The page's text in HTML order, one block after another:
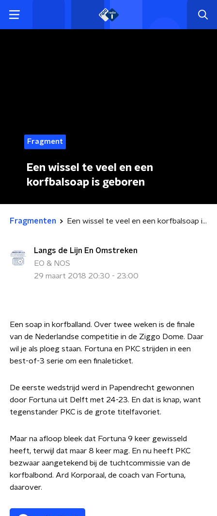
Fragment
Een wissel te veel en een
korfbalsoap is geboren
Fragmenten Een wissel te veel en een korfbalsoap is geboren
Langs de Lijn En Omstreken
EO & NOS
29 maart 2018 20:30 - 23:00
Een soap in korfballand. Over twee weken is de finale
van de Nederlandse competitie in de Ziggo Dome. Daar
wil je als ploeg staan. Fortuna en PKC strijden in een
best-of-3 serie om een finaleticket.
De eerste wedstrijd werd in Papendrecht gewonnen
door Fortuna uit Delft met 24-23. En dat is knap, want
tegenstander PKC is de grote titelfavoriet.
Maar na afloop bleek dat Fortuna 9 keer gewisseld
heeft, terwijl dat maar 8 keer mag. En nu heeft PKC
bezwaar aangetekend bij de tuchtcommissie van de
korfbalbond. Ard Korporaal, de coach van Fortuna,
daarover.